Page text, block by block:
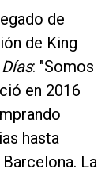
de
de King
: "Somos
en 2016
hasta
La